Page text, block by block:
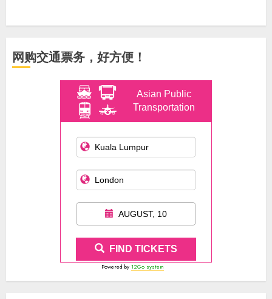
网购交通票务，好方便！
Asian Public
Transportation
AUGUST, 10
FIND TICKETS
Powered by 12Go system